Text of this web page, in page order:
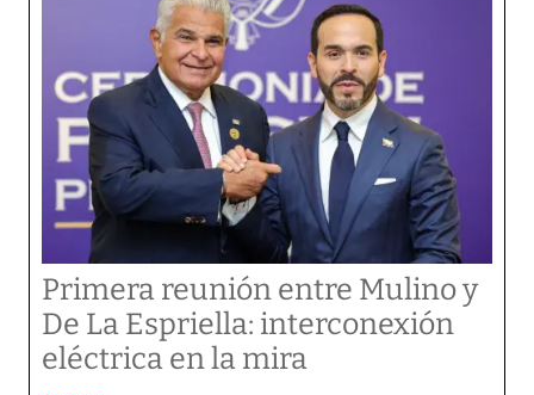
Primera reunión entre Mulino y
De La Espriella: interconexión
eléctrica en la mira